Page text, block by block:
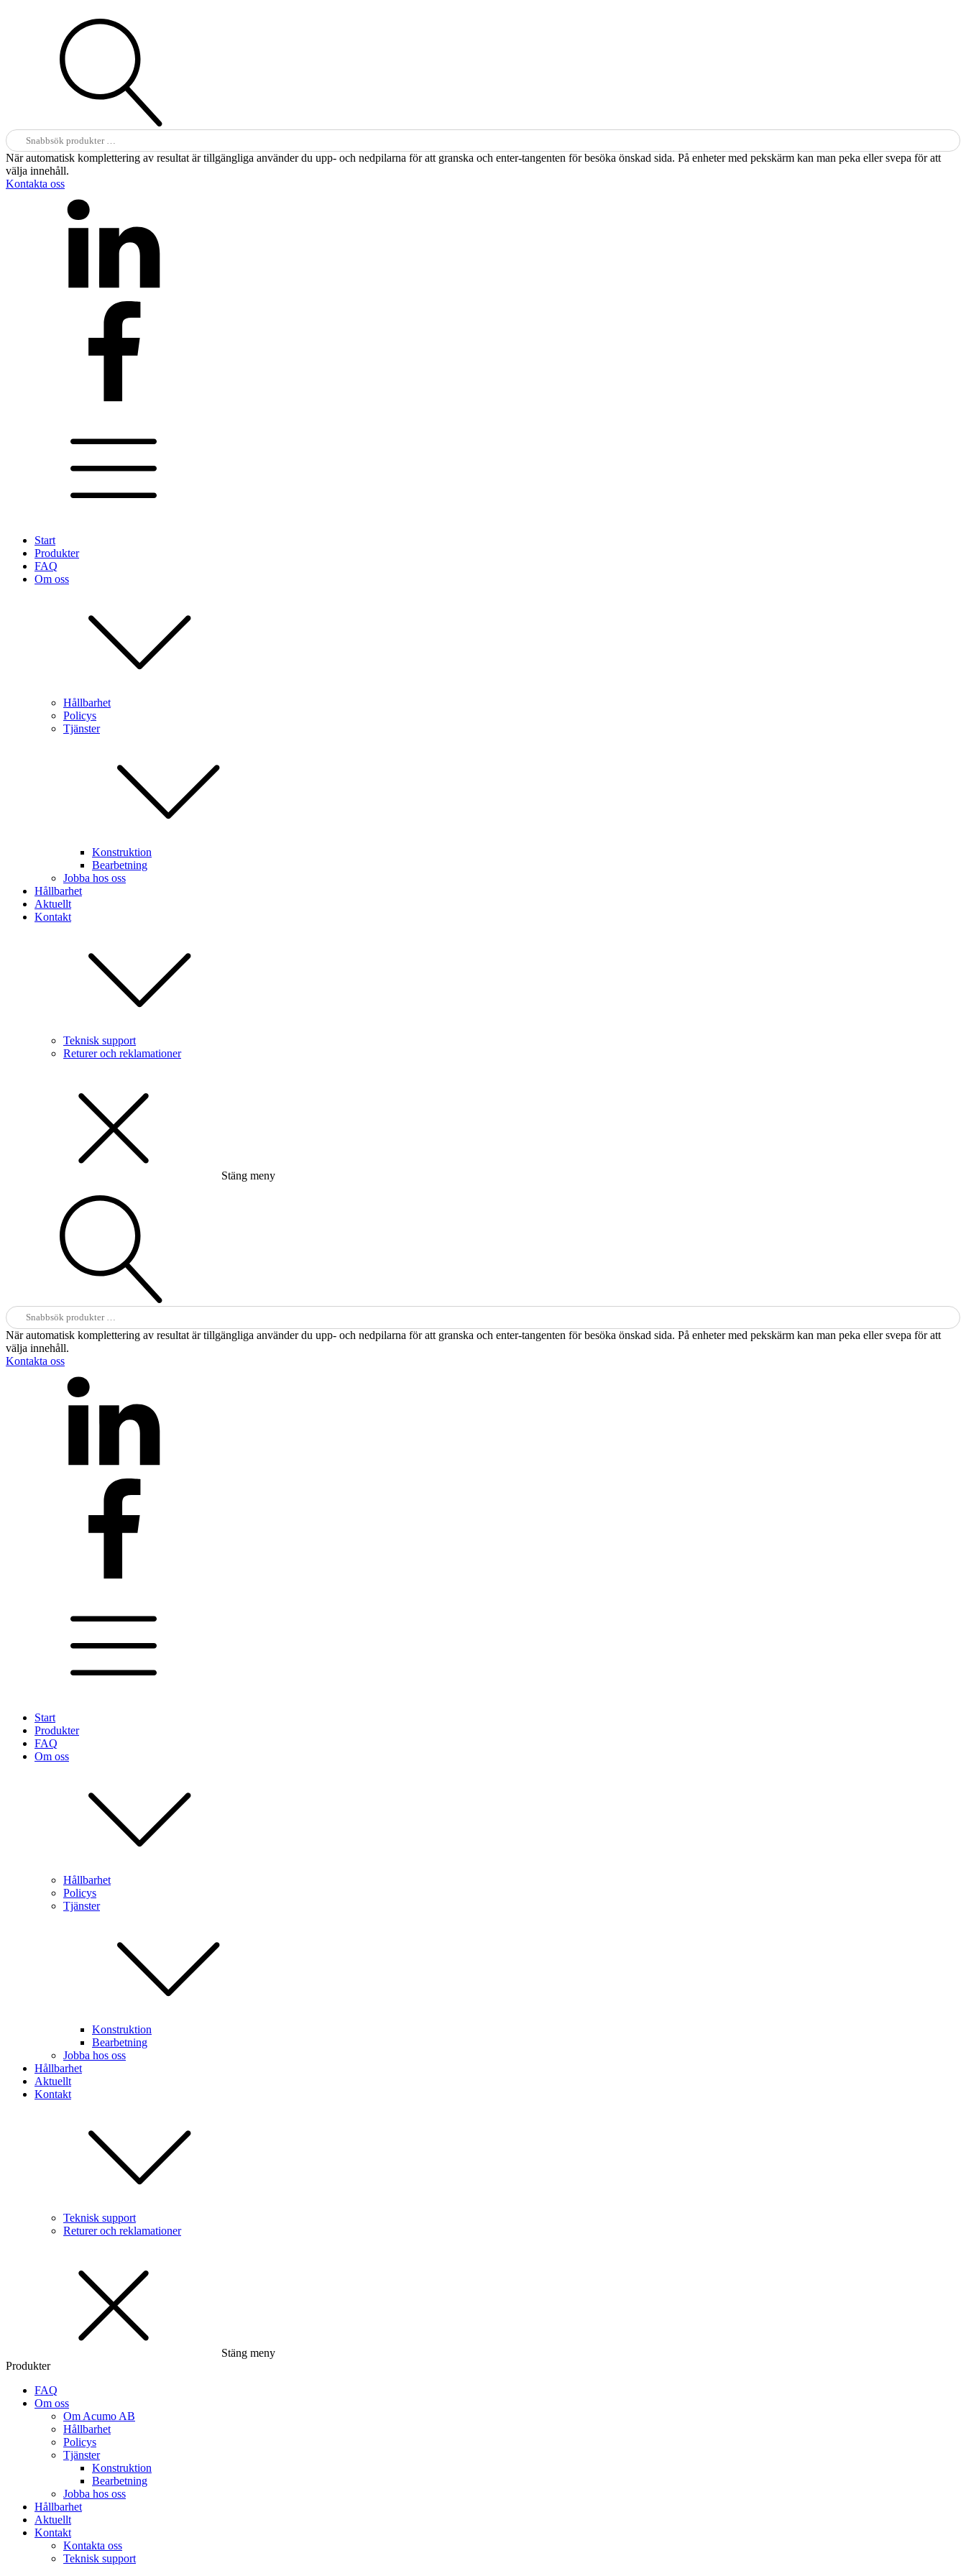
Sök
efter:
När automatisk komplettering av resultat är tillgängliga använder du upp- och nedpilarna för att granska och enter-tangenten för besöka önskad sida. På enheter med pekskärm kan man peka eller svepa för att
välja innehåll.
Kontakta oss
Start
Produkter
FAQ
Om oss
Hållbarhet
Policys
Tjänster
Konstruktion
Bearbetning
Jobba hos oss
Hållbarhet
Aktuellt
Kontakt
Teknisk support
Returer och reklamationer
Stäng meny
Sök
efter:
När automatisk komplettering av resultat är tillgängliga använder du upp- och nedpilarna för att granska och enter-tangenten för besöka önskad sida. På enheter med pekskärm kan man peka eller svepa för att
välja innehåll.
Kontakta oss
Start
Produkter
FAQ
Om oss
Hållbarhet
Policys
Tjänster
Konstruktion
Bearbetning
Jobba hos oss
Hållbarhet
Aktuellt
Kontakt
Teknisk support
Returer och reklamationer
Stäng meny
Produkter
FAQ
Om oss
Om Acumo AB
Hållbarhet
Policys
Tjänster
Konstruktion
Bearbetning
Jobba hos oss
Hållbarhet
Aktuellt
Kontakt
Kontakta oss
Teknisk support